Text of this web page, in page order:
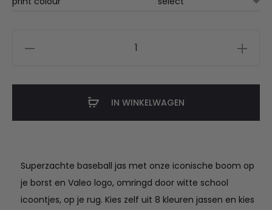
Superzachte baseball jas met onze iconische boom op
je borst en Valeo logo, omringd door witte school
icoontjes, op je rug. Kies zelf uit 8 kleuren jassen en kies
IN WINKELWAGEN